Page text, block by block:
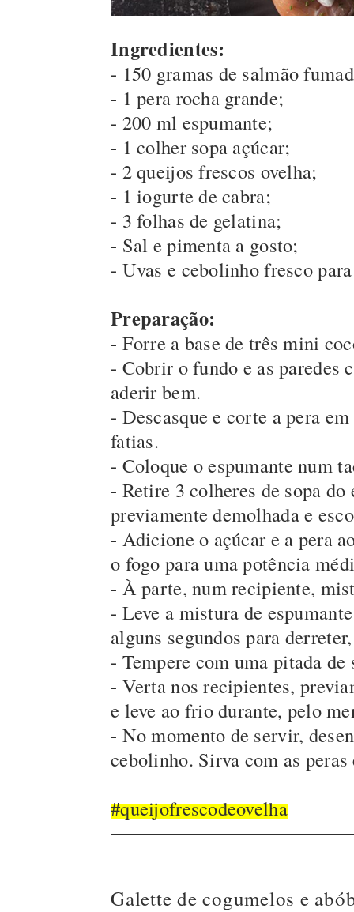
Ingredientes:
- 150 gramas de salmão
- 1 pera rocha grande;
- 200 ml espumante;
- 1 colher sopa açúcar;
- 2 queijos frescos ovelha;
- 1 iogurte de cabra;
- 3 folhas de gelatina;
- Sal e pimenta a gosto;
- Uvas e cebolinho fresco
Preparação:
- Forre a base de três mini
- Cobrir o fundo e as paredes
aderir bem.
- Descasque e corte a pera
fatias.
- Coloque o espumante num
- Retire 3 colheres de sopa
previamente demolhada e
- Adicione o açúcar e a pera
o fogo para uma potência
- À parte, num recipiente,
- Leve a mistura de
alguns segundos para
- Tempere com uma pitada
- Verta nos recipientes,
e leve ao frio durante, pelo
- No momento de servir,
cebolinho. Sirva com as
#queijofrescodeovelha
Galette de cogumelos e